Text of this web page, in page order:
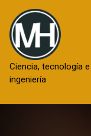
contenido
Ciencia, tecnología e
ingeniería